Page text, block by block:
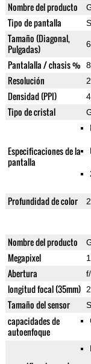
Nombre del producto
Tipo de pantalla
Tamaño (Diagonal,
Pulgadas)
Pantalalla / chasis %
Resolución
Densidad (PPI)
Tipo de cristal
Especificaciones de la
pantalla
Profundidad de color
Nombre del producto
Megapixel
Abertura
longitud focal (35mm)
Tamaño del sensor
capacidades de
autoenfoque